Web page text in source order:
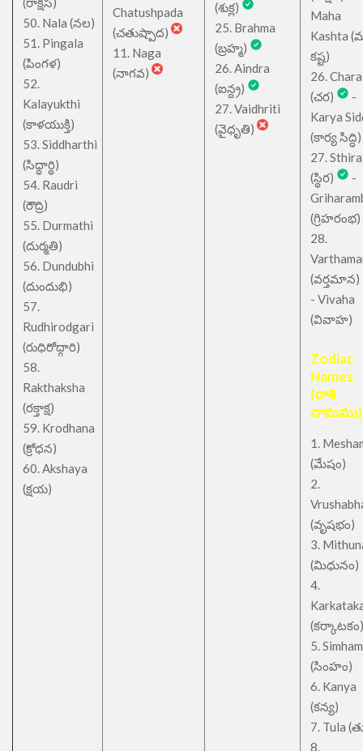
50. Nala (నల)
51. Pingala
(పింగళ)
52.
Kalayukthi
(కాళయుక్తి)
53. Siddharthi
(సిధ్ధార్థి)
54. Raudri
(రౌద్రి)
55. Durmathi
(దుర్మతి)
56. Dundubhi
(దుందుభి)
57.
Rudhirodgari
(రుధిరోద్గారి)
58.
Rakthaksha
(రక్తాక్ష)
59. Krodhana
(క్రోధన)
60. Akshaya
(క్షయ)
Chatushpada
(చతుష్పాద)
11. Naga
(నాగవ)
(శుక్ల)
25. Brahma
(బ్రహ్మ)
26. Aindra
(ఐన్ద్ర)
27. Vaidhriti
(వైధృతి)
Maha
Kashta
కష్ట)
26. Chara
(చర)
-
Karya
(కార్య సిద్ధి)
27. Sthira
(స్థిర)
-
(గ్రిహరంభ)
28.
(వర్తమాన)
- Vivaha
(వివాహ)
Zodiac
Names
(రాశి
నామము)
1.
(మేషం)
2.
(వృషభం)
3.
(మిధునం)
4.
(కర్కాటకం)
5. Simham
(సింహం)
6. Kanya
(కన్య)
7. Tula
8.